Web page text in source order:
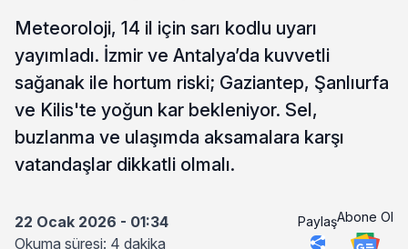
Meteoroloji, 14 il için sarı kodlu uyarı
yayımladı. İzmir ve Antalya’da kuvvetli
sağanak ile hortum riski; Gaziantep, Şanlıurfa
ve Kilis'te yoğun kar bekleniyor. Sel,
buzlanma ve ulaşımda aksamalara karşı
vatandaşlar dikkatli olmalı.
22 Ocak 2026 - 01:34
Okuma süresi: 4 dakika
PaylaşAbone Ol